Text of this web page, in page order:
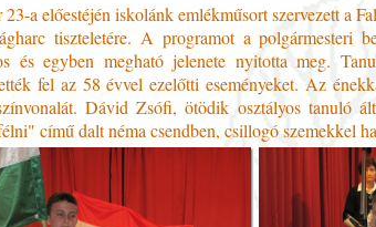
a előestéjén iskolánk emlékműsort szervezett a
tiszteletére. A programot a polgármesteri
és egyben megható jelenete nyitotta meg.
fel az 58 évvel ezelőtti eseményeket. Az
Dávid Zsófi, ötödik osztályos tanuló
című dalt néma csendben, csillogó szemekkel